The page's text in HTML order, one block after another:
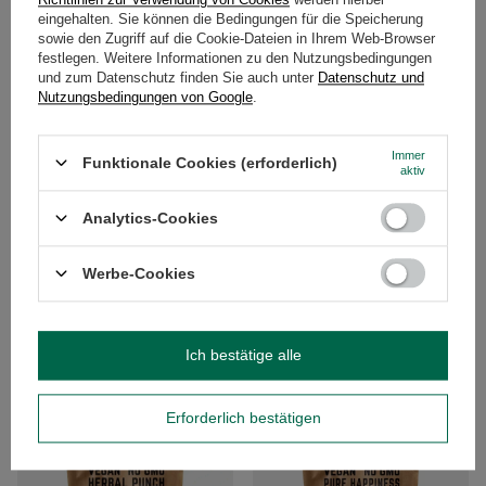
(26,00 € / kg
eingehalten. Sie können die Bedingungen für die Speicherung
sowie den Zugriff auf die Cookie-Dateien in Ihrem Web-Browser
festlegen. Weitere Informationen zu den Nutzungsbedingungen
und zum Datenschutz finden Sie auch unter Datenschutz und
Nutzungsbedingungen von Google
Funktionale Cookies (erforderlich)
Immer
aktiv
Analytics-Cookies
Werbe-Cookies
Erforderlich bestätigen
Ich bestätige alle